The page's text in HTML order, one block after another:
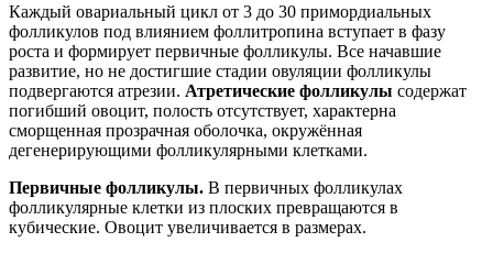
Каждый овариальный цикл от 3 до 30 примордиальных
фолликулов под влиянием фоллитропина вступает в фазу
роста и формирует первичные фолликулы. Все начавшие
развитие, но не достигшие стадии овуляции фолликулы
подвергаются атрезии. Атретические фолликулы содержат
погибший овоцит, полость отсутствует, характерна
сморщенная прозрачная оболочка, окружённая
дегенерирующими фолликулярными клетками.
Первичные фолликулы. В первичных фолликулах
фолликулярные клетки из плоских превращаются в
кубические. Овоцит увеличивается в размерах.